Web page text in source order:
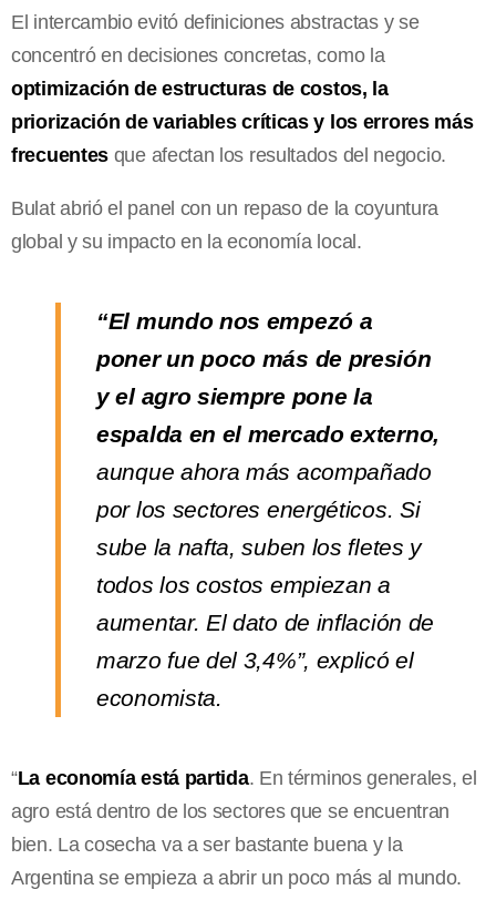
El intercambio evitó definiciones abstractas y se
concentró en decisiones concretas, como la
optimización de estructuras de costos, la
priorización de variables críticas y los errores más
frecuentes que afectan los resultados del negocio.
Bulat abrió el panel con un repaso de la coyuntura
global y su impacto en la economía local.
“El mundo nos empezó a
poner un poco más de presión
y el agro siempre pone la
espalda en el mercado externo,
aunque ahora más acompañado
por los sectores energéticos. Si
sube la nafta, suben los fletes y
todos los costos empiezan a
aumentar. El dato de inflación de
marzo fue del 3,4%”, explicó el
economista.
“La economía está partida. En términos generales, el
agro está dentro de los sectores que se encuentran
bien. La cosecha va a ser bastante buena y la
Argentina se empieza a abrir un poco más al mundo.